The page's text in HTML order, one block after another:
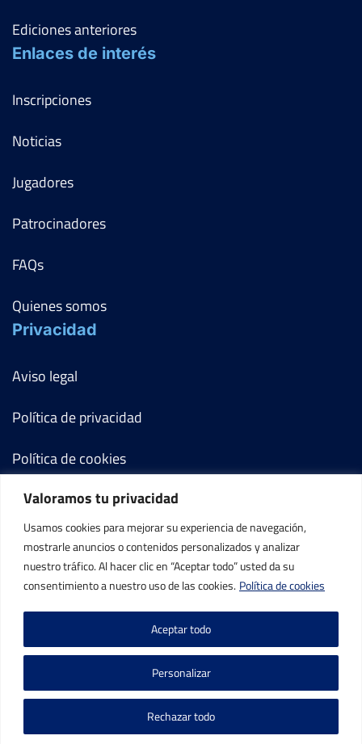
Valoramos tu privacidad
Usamos cookies para mejorar su experiencia de navegación,
mostrarle anuncios o contenidos personalizados y analizar
nuestro tráfico. Al hacer clic en “Aceptar todo” usted da su
consentimiento a nuestro uso de las cookies. Política de cookies
Personalizar
Rechazar todo
Aceptar todo
Ediciones anteriores
Enlaces de interés
Inscripciones
Noticias
Jugadores
Patrocinadores
FAQs
Quienes somos
Privacidad
Aviso legal
Política de privacidad
Política de cookies
Términos y condiciones
Mi cuenta
Contacto